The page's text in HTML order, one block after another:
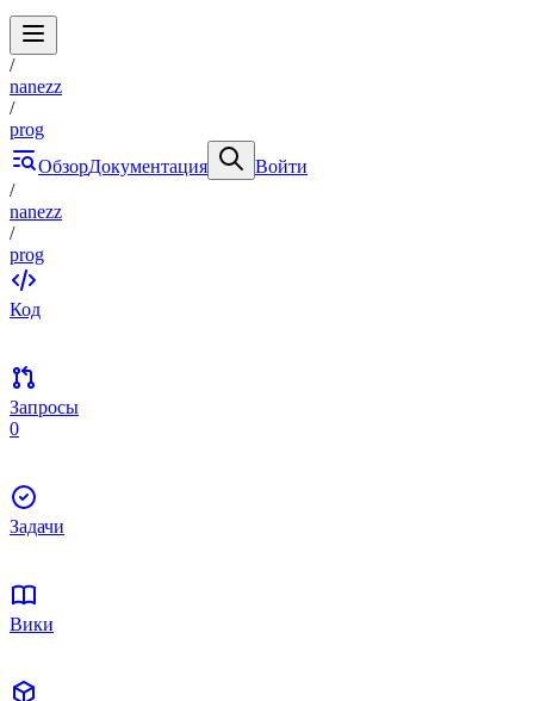
/
nanezz
/
prog
ОбзорДокументация
Войти
/
nanezz
/
prog
Код
Запросы
0
Задачи
Вики